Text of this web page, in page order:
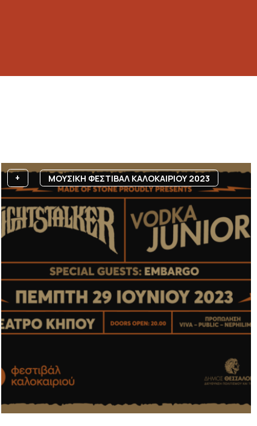
+ ΜΟΥΣΙΚΗ ΦΕΣΤΙΒΑΛ ΚΑΛΟΚΑΙΡΙΟΥ 2023